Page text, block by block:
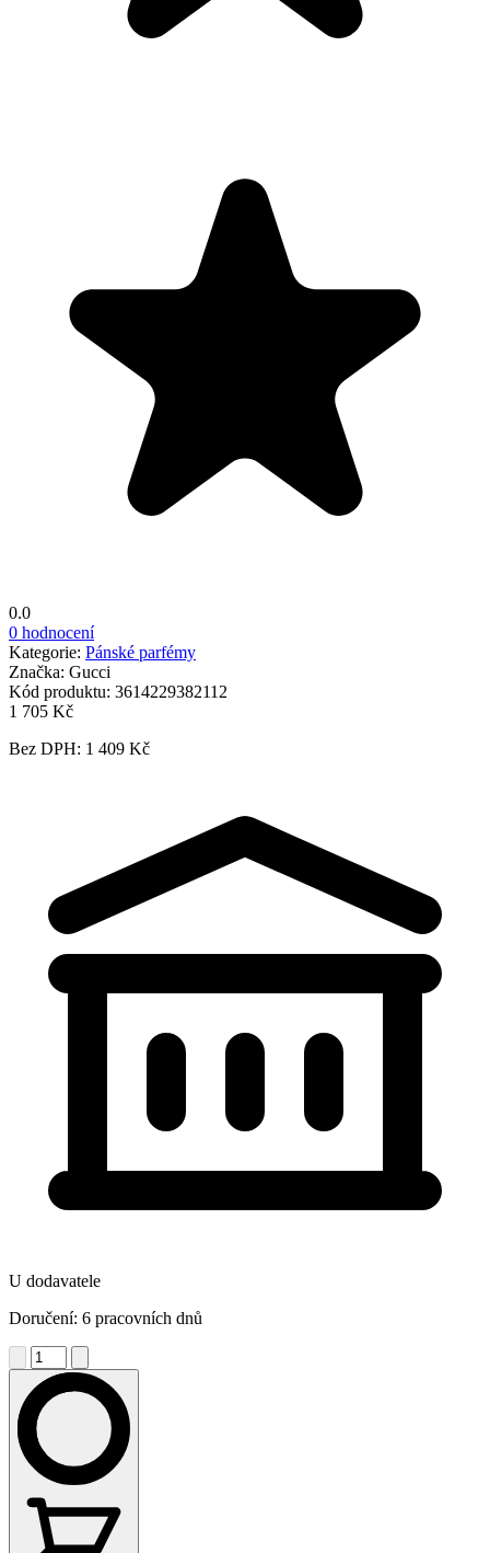
0.0
0 hodnocení
Kategorie: Pánské parfémy
Značka: Gucci
Kód produktu: 3614229382112
1 705 Kč
Bez DPH: 1 409 Kč
U dodavatele
Doručení: 6 pracovních dnů